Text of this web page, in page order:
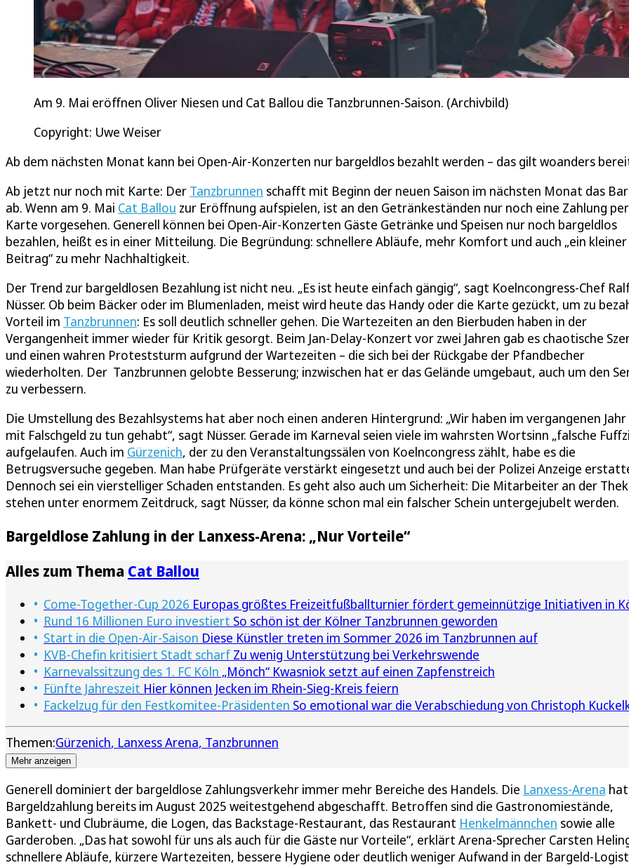
Am 9. Mai eröffnen Oliver Niesen und Cat Ballou die Tanzbrunnen-Saison. (Archivbild)
Copyright: Uwe Weiser
Ab dem nächsten Monat kann bei Open-Air-Konzerten nur bargeldlos bezahlt werden – das gilt woanders
Ab jetzt nur noch mit Karte: Der Tanzbrunnen schafft mit Beginn der neuen Saison im nächsten Monat das
ab. Wenn am 9. Mai Cat Ballou zur Eröffnung aufspielen, ist an den Getränkeständen nur noch eine Zahlung per
Karte vorgesehen. Generell können bei Open-Air-Konzerten Gäste Getränke und Speisen nur noch bargeldlos
bezahlen, heißt es in einer Mitteilung. Die Begründung: schnellere Abläufe, mehr Komfort und auch „ein kleiner
Beitrag“ zu mehr Nachhaltigkeit.
Der Trend zur bargeldlosen Bezahlung ist nicht neu. „Es ist heute einfach gängig“, sagt Koelncongress-Chef
Nüsser. Ob beim Bäcker oder im Blumenladen, meist wird heute das Handy oder die Karte gezückt, um zu
Vorteil im Tanzbrunnen: Es soll deutlich schneller gehen. Die Wartezeiten an den Bierbuden haben in der
Vergangenheit immer wieder für Kritik gesorgt. Beim Jan-Delay-Konzert vor zwei Jahren gab es chaotische
und einen wahren Proteststurm aufgrund der Wartezeiten – die sich bei der Rückgabe der Pfandbecher
wiederholten. Der Tanzbrunnen gelobte Besserung; inzwischen hat er das Gelände umgebaut, auch um den
zu verbessern.
Die Umstellung des Bezahlsystems hat aber noch einen anderen Hintergrund: „Wir haben im vergangenen Jahr
mit Falschgeld zu tun gehabt“, sagt Nüsser. Gerade im Karneval seien viele im wahrsten Wortsinn „falsche
aufgelaufen. Auch im Gürzenich, der zu den Veranstaltungssälen von Koelncongress zählt, habe es die
Betrugsversuche gegeben. Man habe Prüfgeräte verstärkt eingesetzt und auch bei der Polizei Anzeige
Dennoch sei ein vierstelliger Schaden entstanden. Es geht also auch um Sicherheit: Die Mitarbeiter an der
stehen unter enormem Zeitdruck, sagt Nüsser, da könne schon mal ein falscher Schein untergejubelt werden.
Bargeldlose Zahlung in der Lanxess-Arena: „Nur Vorteile“
Alles zum Thema Cat Ballou
Come-Together-Cup 2026 Europas größtes Freizeitfußballturnier fördert gemeinnützige Initiativen in
Rund 16 Millionen Euro investiert So schön ist der Kölner Tanzbrunnen geworden
Start in die Open-Air-Saison Diese Künstler treten im Sommer 2026 im Tanzbrunnen auf
KVB-Chefin kritisiert Stadt scharf Zu wenig Unterstützung bei Verkehrswende
Karnevalssitzung des 1. FC Köln „Mönch“ Kwasniok setzt auf einen Zapfenstreich
Fünfte Jahreszeit Hier können Jecken im Rhein-Sieg-Kreis feiern
Fackelzug für den Festkomitee-Präsidenten So emotional war die Verabschiedung von Christoph
Themen:Gürzenich Lanxess Arena Tanzbrunnen
Mehr anzeigen
Generell dominiert der bargeldlose Zahlungsverkehr immer mehr Bereiche des Handels. Die Lanxess-Arena
Bargeldzahlung bereits im August 2025 weitestgehend abgeschafft. Betroffen sind die Gastronomiestände,
Bankett- und Clubräume, die Logen, das Backstage-Restaurant, das Restaurant Henkelmännchen sowie alle
Garderoben. „Das hat sowohl für uns als auch für die Gäste nur Vorteile“, erklärt Arena-Sprecher Carsten
schnellere Abläufe, kürzere Wartezeiten, bessere Hygiene oder deutlich weniger Aufwand in der Bargeld-